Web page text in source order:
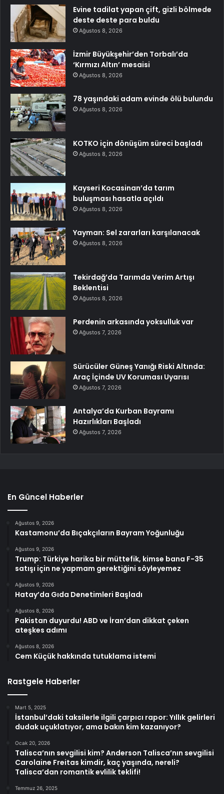
Evine tadilat yapan çift, gizli bölmede
deste deste para buldu
Ağustos 8, 2026
İzmir Büyükşehir’den Torbalı’da
‘Kırmızı Altın’ mesaisi
Ağustos 8, 2026
78 yaşındaki adam evinde ölü bulundu
Ağustos 8, 2026
KOTKO için dönüşüm süreci başladı
Ağustos 8, 2026
Kayseri Kocasinan’da tarım
buluşması hasatla açıldı
Ağustos 8, 2026
Yayman: Sel zararları karşılanacak
Ağustos 8, 2026
Tekirdağ’da Tarımda Verim Artışı
Beklentisi
Ağustos 8, 2026
Perdenin arkasında yoksulluk var
Ağustos 7, 2026
Sürücüler Güneş Yanığı Riski Altında:
Araç İçinde UV Koruması Uyarısı
Ağustos 7, 2026
Antalya’da Kurban Bayramı
Hazırlıkları Başladı
Ağustos 7, 2026
En Güncel Haberler
Ağustos 9, 2026
Kastamonu’da Bıçakçıların Bayram Yoğunluğu
Ağustos 9, 2026
Trump: Türkiye harika bir müttefik, kimse bana F-35
satışı için ne yapmam gerektiğini söyleyemez
Ağustos 9, 2026
Hatay’da Gıda Denetimleri Başladı
Ağustos 8, 2026
Pakistan duyurdu! ABD ve İran’dan dikkat çeken
ateşkes adımı
Ağustos 8, 2026
Cem Küçük hakkında tutuklama istemi
Rastgele Haberler
Mart 5, 2025
İstanbul’daki taksilerle ilgili çarpıcı rapor: Yıllık gelirleri
dudak uçuklatıyor, ama bakın kim kazanıyor?
Ocak 20, 2026
Talisca’nın sevgilisi kim? Anderson Talisca’nın sevgilisi
Carolaine Freitas kimdir, kaç yaşında, nereli?
Talisca’dan romantik evlilik teklifi!
Temmuz 26, 2025